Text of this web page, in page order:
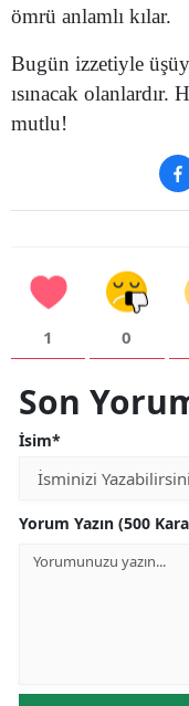
ömrü anlamlı kılar.
Bugün izzetiyle
ısınacak olanlardır.
mutlu!
1 0
Son
İsim*
Yorum Yazın (500